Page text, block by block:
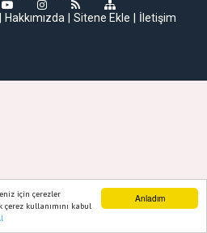
Anladım
için çerezler
kullanımını kabul
Hakkımızda Sitene Ekle İletişim